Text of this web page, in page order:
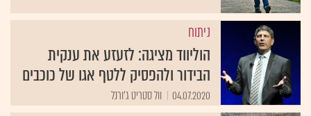
ניתוח
הוליווד מציגה: לזעזע את ענקית
הבידור ולהפסיק ללטף אגו של כוכבים
04.07.2020 וול סטריט ג'ורנל